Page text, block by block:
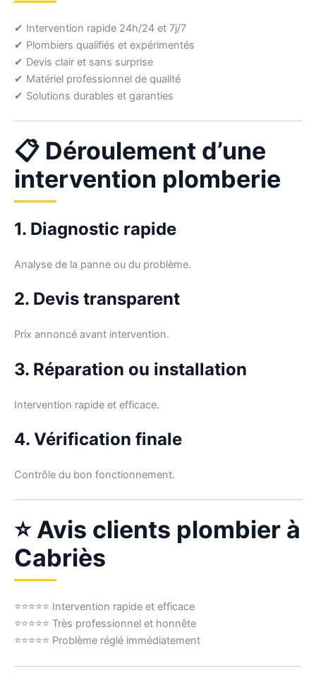
✔ Intervention rapide 24h/24 et 7j/7
✔ Plombiers qualifiés et expérimentés
✔ Devis clair et sans surprise
✔ Matériel professionnel de qualité
✔ Solutions durables et garanties
📋 Déroulement d’une
intervention plomberie
1. Diagnostic rapide
Analyse de la panne ou du problème.
2. Devis transparent
Prix annoncé avant intervention.
3. Réparation ou installation
Intervention rapide et efficace.
4. Vérification finale
Contrôle du bon fonctionnement.
⭐ Avis clients plombier à
Cabriès
⭐⭐⭐⭐⭐ Intervention rapide et efficace
⭐⭐⭐⭐⭐ Très professionnel et honnête
⭐⭐⭐⭐⭐ Problème réglé immédiatement